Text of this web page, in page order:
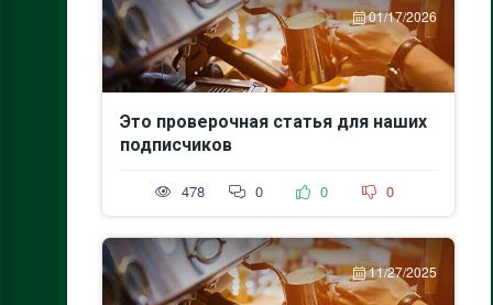
01/17/2026
Это проверочная статья для наших
подписчиков
478 0 0 0
11/27/2025